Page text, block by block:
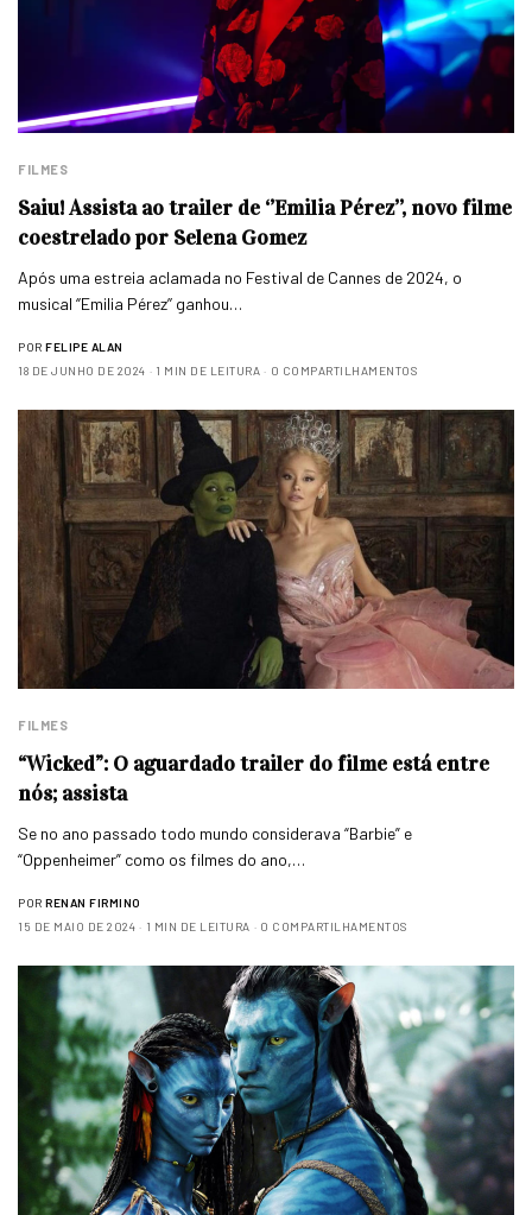
FILMES
Saiu! Assista ao trailer de ‘’Emilia Pérez’’, novo filme
coestrelado por Selena Gomez
Após uma estreia aclamada no Festival de Cannes de 2024, o
musical ‘’Emilia Pérez’’ ganhou…
POR FELIPE ALAN
18 DE JUNHO DE 2024
1 MIN DE LEITURA 0 COMPARTILHAMENTOS
FILMES
“Wicked”: O aguardado trailer do filme está entre
nós; assista
Se no ano passado todo mundo considerava “Barbie” e
“Oppenheimer” como os filmes do ano,…
POR RENAN FIRMINO
15 DE MAIO DE 2024
1 MIN DE LEITURA 0 COMPARTILHAMENTOS